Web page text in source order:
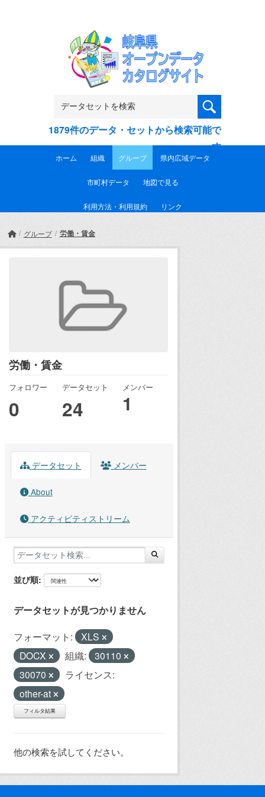
1879件のデータ・セットから検索可能で
す
ホーム 組織 グループ 県内広域データ
市町村データ 地図で見る
利用方法・利用規約 リンク
グループ 労働・賃金
労働・賃金
フォロワー
0
データセット
24
メンバー
1
データセット メンバー
About
アクティビティストリーム
並び順
データセットが見つかりません
フォーマット:
XLS
DOCX
組織:
30110
30070
ライセンス:
other-at
フィルタ結果
他の検索を試してください。